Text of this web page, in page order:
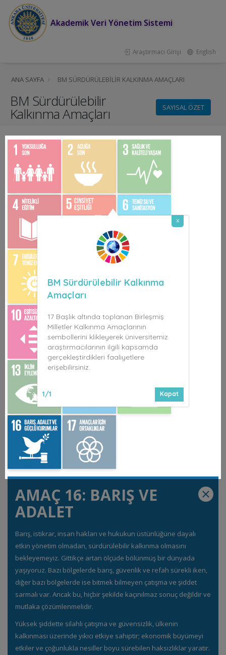
x
BM Sürdürülebilir Kalkınma
Amaçları
17 Başlık altında toplanan Birleşmiş
Milletler Kalkınma Amaçlarının
sembollerini klikleyerek üniversitemiz
araştırmacılarının ilgili kapsamda
gerçekleştirdikleri faaliyetlere
erişebilirsiniz.
1/1 Kapat
Akademik Veri Yönetim Sistemi
Araştırmacı Girişi English
ANA SAYFA BM SÜRDÜRÜLEBILIR KALKINMA AMAÇLARI
BM Sürdürülebilir
Kalkınma Amaçları SAYISAL ÖZET
AMAÇ 16: BARIŞ VE
ADALET
Barış, istikrar, insan hakları ve hukukun üstünlüğüne dayalı
etkin yönetim olmadan, sürdürülebilir kalkınma olmasını
bekleyemeyiz. Gittikçe artan ölçüde bölünmüş bir dünyada
yaşıyoruz. Bazı bölgelerde barış, güvenlik ve refah sürekli iken,
diğer bazı bölgelerde ise bitmek bilmeyen çatışma ve şiddet
sarmalı var. Ancak bu, hiçbir şekilde kaçınılmaz sonuç değildir ve
mutlaka çözümlenmelidir.
Yüksek şiddette silahlı çatışma ve güvensizlik, ülkenin
kalkınması üzerinde yıkıcı etkiye sahiptir; ekonomik büyümeyi
etkiler ve çoğunlukla nesiller boyu sürebilen haksızlıklar yaratır.